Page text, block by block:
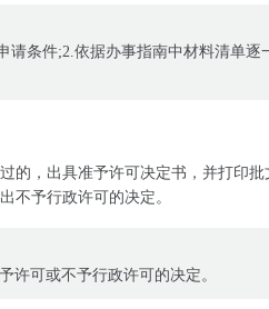
请条件;2.依据办事指南中材料清单
的，出具准予许可决定书，并打印批
不予行政许可的决定。
许可或不予行政许可的决定。